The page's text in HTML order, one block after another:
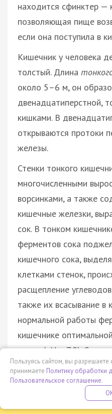
находится сфинктер —
позволяющая пище
если она поступила в
Кишечник у человека
толстый. Длина
около 5–6 м, он
двенадцатиперстной,
кишками. В
открываются протоки
железы.
Стенки тонкого
многочисленными
ворсинками, а также
кишечные железки,
сок. В тонком
ферментов сока
кишечного сока,
клетками стенок,
расщепление
также их всасывание в
нормальной работы
кишечнике
среда (рН > 7,0).
имеют микроворсинки,
значительному
всасывания
попадают в
Бесплатная летняя
ПРОВЕДИ ЭТО ЛЕТО С
Пользуясь сайтом, вы
принимаете Политику обработки
Пользовательское соглашение.